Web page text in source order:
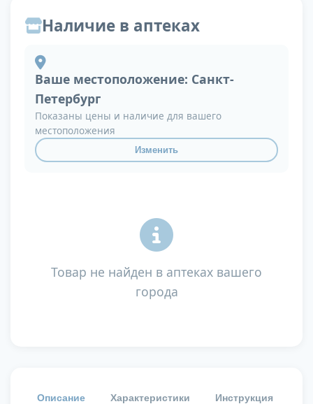
Наличие в аптеках
Ваше местоположение: Санкт-
Петербург
Показаны цены и наличие для вашего
местоположения
Изменить
Товар не найден в аптеках вашего
города
Описание Характеристики Инструкция